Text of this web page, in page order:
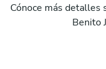
Cónoce más detalles
Benito